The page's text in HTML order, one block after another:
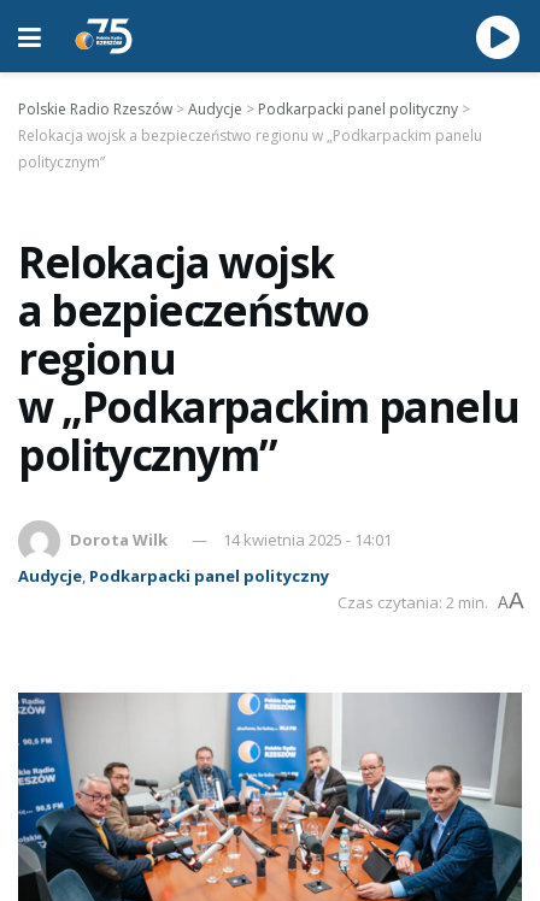
Polskie Radio Rzeszów >Audycje > Podkarpacki panel polityczny >
Relokacja wojsk a bezpieczeństwo regionu w „Podkarpackim panelu
politycznym”
Relokacja wojsk
a bezpieczeństwo
regionu
w „Podkarpackim panelu
politycznym”
Dorota Wilk
14 kwietnia 2025 - 14:01
Audycje, Podkarpacki panel polityczny
Czas czytania: 2 min. AA